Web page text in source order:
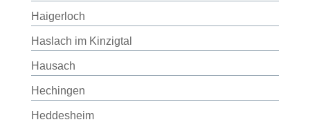
Haigerloch
Haslach im Kinzigtal
Hausach
Hechingen
Heddesheim